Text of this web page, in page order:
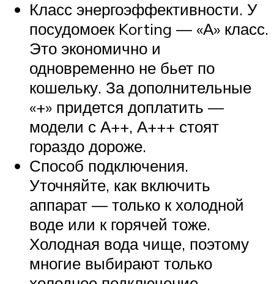
Класс энергоэффективности. У
посудомоек Korting — «А» класс.
Это экономично и
одновременно не бьет по
кошельку. За дополнительные
«+» придется доплатить —
модели с А++, А+++ стоят
гораздо дороже.
Способ подключения.
Уточняйте, как включить
аппарат — только к холодной
воде или к горячей тоже.
Холодная вода чище, поэтому
многие выбирают только